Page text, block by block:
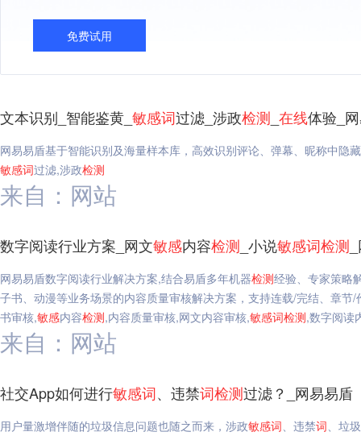
免费试用
文本识别_智能鉴黄_ 敏感词过滤_涉政检测 在线体验_
网易易盾基于智能识别及海量样本库，高效识别评论、弹幕、昵称中
敏感词过滤,涉政检测
来自：网站
数字阅读行业方案_网文敏感内容检测 _小说敏感词检测
网易易盾数字阅读行业解决方案,结合易盾多年机器检测经验、专家策略
子书、动漫等业务场景的内容质量审核解决方案，支持连载/完结、章
书审核,敏感内容检测,内容质量审核,网文内容审核,敏感词检测,数字阅读
来自：网站
社交App如何进行敏感词、违禁词检测过滤？_网易易盾
用户量激增伴随的垃圾信息问题也随之而来，涉政敏感词、违禁词、垃